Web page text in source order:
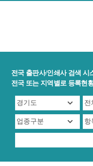
전국 출판사/인쇄사 검색 시
전국 또는 지역별로 등록현